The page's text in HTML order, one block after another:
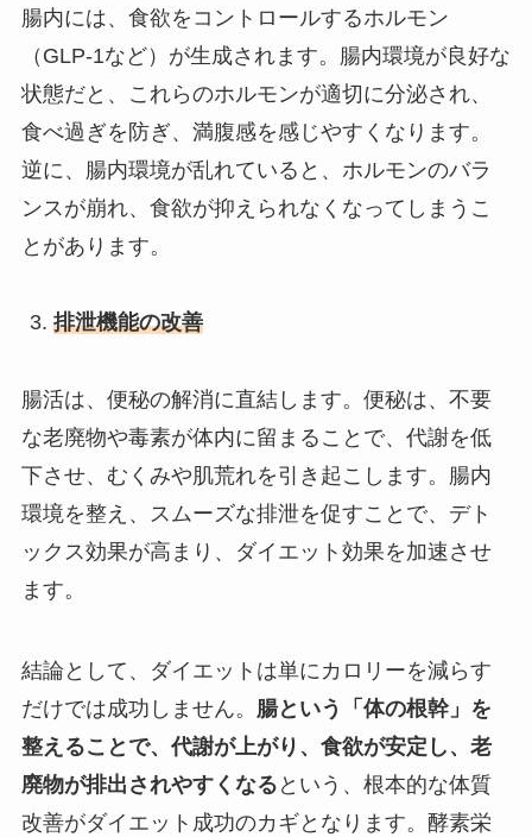
腸内には、食欲をコントロールするホルモン
（ GLP-1など）が生成されます。腸内環境が良好な
状態だと、これらのホルモンが適切に分泌され、
食べ過ぎを防ぎ、満腹感を感じやすくなります。
逆に、腸内環境が乱れていると、ホルモンのバラ
ンスが崩れ、食欲が抑えられなくなってしまうこ
とがあります。
排泄機能の改善
腸活は、便秘の解消に直結します。便秘は、不要
な老廃物や毒素が体内に留まることで、代謝を低
下させ、むくみや肌荒れを引き起こします。腸内
環境を整え、スムーズな排泄を促すことで、デト
ックス効果が高まり、ダイエット効果を加速させ
ます。
結論として、ダイエットは単にカロリーを減らす
だけでは成功しません。 腸という「体の根幹」を
整えることで、代謝が上がり、食欲が安定し、老
廃物が排出されやすくなる という、根本的な体質
改善がダイエット成功のカギとなります。酵素栄